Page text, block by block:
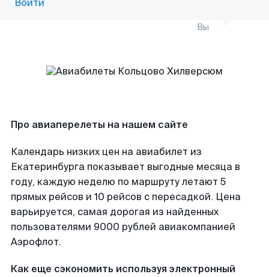
Войти
Вы
Про авиаперелеты на нашем сайте
Календарь низких цен на авиабилет из
Екатеринбурга показывает выгодные месяца в
году, каждую неделю по маршруту летают 5
прямых рейсов и 10 рейсов с пересадкой. Цена
варьируется, самая дорогая из найденных
пользователями 9000 рублей авиакомпанией
Аэрофлот.
Как еще сэкономить используя электронный